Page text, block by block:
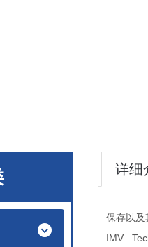
详细
保存以及
IMV